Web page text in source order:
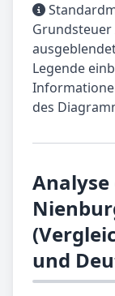
Grundsteuer
Legende
des
Analyse
und